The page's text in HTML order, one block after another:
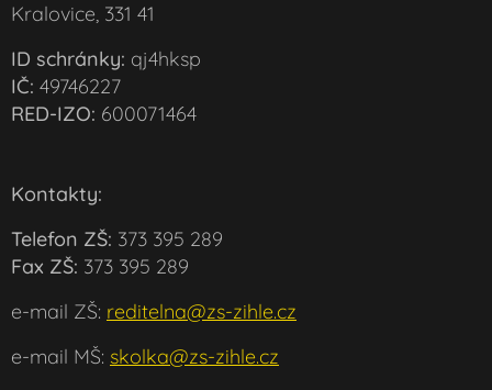
Kralovice, 331 41
ID schránky: qj4hksp
IČ: 49746227
RED-IZO: 600071464
Kontakty:
Telefon ZŠ: 373 395 289
Fax ZŠ: 373 395 289
e-mail ZŠ: reditelna@zs-zihle.cz
e-mail MŠ: skolka@zs-zihle.cz